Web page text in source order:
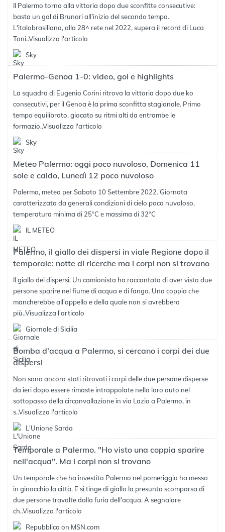
Il Palermo torna alla vittoria dopo due sconfitte consecutive:
basta un gol di Brunori all'inizio del secondo tempo.
L'italobrasiliano, alla 28^ rete nel 2022, supera il record di Luca
Toni..Visualizza l'articolo
Sky
Palermo-Genoa 1-0: video, gol e highlights
La squadra di Eugenio Corini ritrova la vittoria dopo due ko
consecutivi, per il Genoa è la prima sconfitta stagionale. Primo
tempo equilibrato, giocato su ritmi alti da entrambe le
formazio..Visualizza l'articolo
Sky
Meteo Palermo: oggi poco nuvoloso, Domenica 11
sole e caldo, Lunedì 12 poco nuvoloso
Palermo, meteo per Sabato 10 Settembre 2022. Giornata
caratterizzata da generali condizioni di cielo poco nuvoloso,
temperatura minima di 25°C e massima di 32°C
IL METEO
Palermo, il giallo dei dispersi in viale Regione dopo il
temporale: notte di ricerche ma i corpi non si trovano
Il giallo dei dispersi. Un camionista ha raccontato di aver visto due
persone sparire nel fiume di acqua e di fango. Una coppia che
mancherebbe all'appello e della quale non si avrebbero
più..Visualizza l'articolo
Giornale di Sicilia
Bomba d'acqua a Palermo, si cercano i corpi dei due
dispersi
Non sono ancora stati ritrovati i corpi delle due persone disperse
da ieri dopo essere rimaste intrappolate nella loro auto nel
sottopasso della circonvallazione in via Lazio a Palermo, in
s..Visualizza l'articolo
L'Unione Sarda
Temporale a Palermo. "Ho visto una coppia sparire
nell'acqua". Ma i corpi non si trovano
Un temporale che ha investito Palermo nel pomeriggio ha messo
in ginocchio la città. E si tinge di giallo la presunta scomparsa di
due persone travolte dalla furia dell'acqua. A segnalare
ch..Visualizza l'articolo
Repubblica on MSN.com